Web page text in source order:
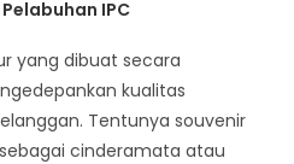
IPC
yang dibuat secara
kualitas
Tentunya souvenir
cinderamata atau